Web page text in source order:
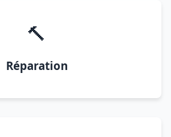
🔨
Réparation